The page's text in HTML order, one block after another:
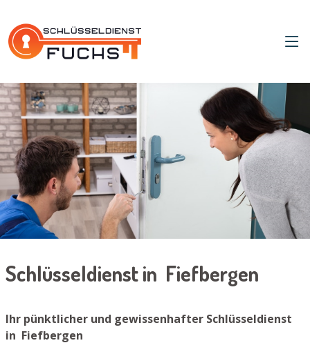
Schlüsseldienst in Fiefbergen
Ihr pünktlicher und gewissenhafter Schlüsseldienst
in Fiefbergen